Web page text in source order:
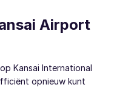
Airport
Kansai International
opnieuw kunt